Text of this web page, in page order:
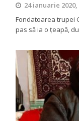
24 ianuarie 2020,
Fondatoarea trupei
pas să ia o ţeapă,